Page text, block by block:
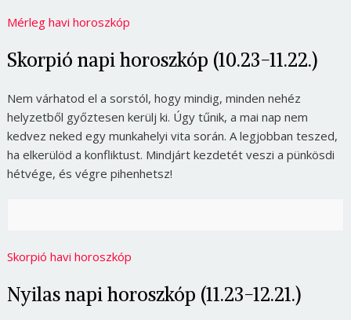
Mérleg havi horoszkóp
Skorpió napi horoszkóp (10.23-11.22.)
Nem várhatod el a sorstól, hogy mindig, minden nehéz
helyzetből győztesen kerülj ki. Úgy tűnik, a mai nap nem
kedvez neked egy munkahelyi vita során. A legjobban teszed,
ha elkerülöd a konfliktust. Mindjárt kezdetét veszi a pünkösdi
hétvége, és végre pihenhetsz!
Skorpió havi horoszkóp
Nyilas napi horoszkóp (11.23-12.21.)